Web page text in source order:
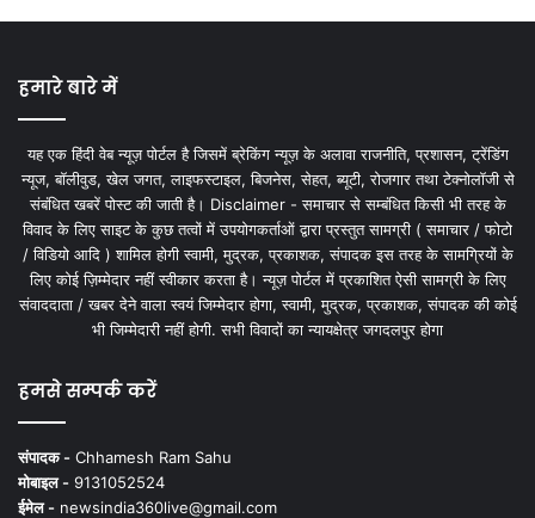
हमारे बारे में
यह एक हिंदी वेब न्यूज़ पोर्टल है जिसमें ब्रेकिंग न्यूज़ के अलावा राजनीति, प्रशासन, ट्रेंडिंग
न्यूज, बॉलीवुड, खेल जगत, लाइफस्टाइल, बिजनेस, सेहत, ब्यूटी, रोजगार तथा टेक्नोलॉजी से
संबंधित खबरें पोस्ट की जाती है। Disclaimer - समाचार से सम्बंधित किसी भी तरह के
विवाद के लिए साइट के कुछ तत्वों में उपयोगकर्ताओं द्वारा प्रस्तुत सामग्री ( समाचार / फोटो
/ विडियो आदि ) शामिल होगी स्वामी, मुद्रक, प्रकाशक, संपादक इस तरह के सामग्रियों के
लिए कोई ज़िम्मेदार नहीं स्वीकार करता है। न्यूज़ पोर्टल में प्रकाशित ऐसी सामग्री के लिए
संवाददाता / खबर देने वाला स्वयं जिम्मेदार होगा, स्वामी, मुद्रक, प्रकाशक, संपादक की कोई
भी जिम्मेदारी नहीं होगी. सभी विवादों का न्यायक्षेत्र जगदलपुर होगा
हमसे सम्पर्क करें
संपादक - Chhamesh Ram Sahu
मोबाइल - 9131052524
ईमेल - newsindia360live@gmail.com